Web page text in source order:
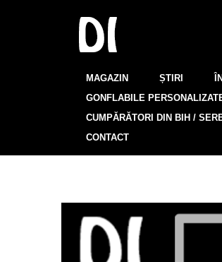
MAGAZIN ȘTIRI
GONFLABILE
CUMPĂRĂTORI DIN BIH /
CONTACT